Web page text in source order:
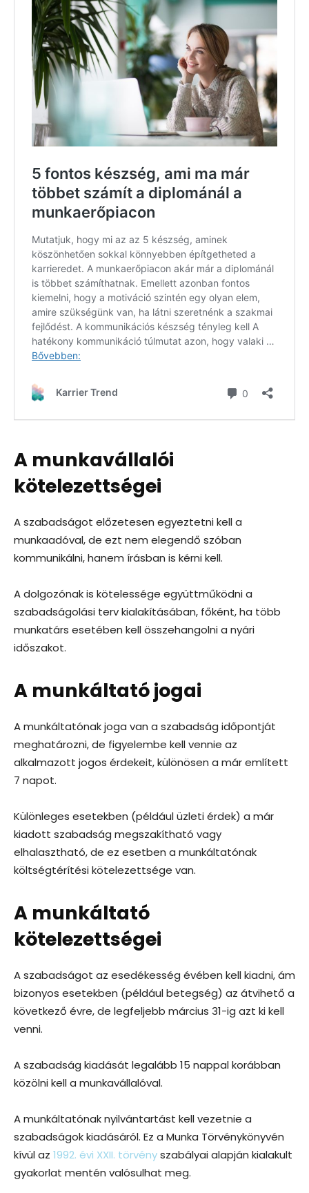
A munkavállalói
kötelezettségei
A szabadságot előzetesen egyeztetni kell a
munkaadóval, de ezt nem elegendő szóban
kommunikálni, hanem írásban is kérni kell.
A dolgozónak is kötelessége együttműködni a
szabadságolási terv kialakításában, főként, ha több
munkatárs esetében kell összehangolni a nyári
időszakot.
A munkáltató jogai
A munkáltatónak joga van a szabadság időpontját
meghatározni, de figyelembe kell vennie az
alkalmazott jogos érdekeit, különösen a már említett
7 napot.
Különleges esetekben (például üzleti érdek) a már
kiadott szabadság megszakítható vagy
elhalasztható, de ez esetben a munkáltatónak
költségtérítési kötelezettsége van.
A munkáltató
kötelezettségei
A szabadságot az esedékesség évében kell kiadni, ám
bizonyos esetekben (például betegség) az átvihető a
következő évre, de legfeljebb március 31-ig azt ki kell
venni.
A szabadság kiadását legalább 15 nappal korábban
közölni kell a munkavállalóval.
A munkáltatónak nyilvántartást kell vezetnie a
szabadságok kiadásáról. Ez a Munka Törvénykönyvén
kívül az 1992. évi XXII. törvényszabályai alapján kialakult
gyakorlat mentén valósulhat meg.